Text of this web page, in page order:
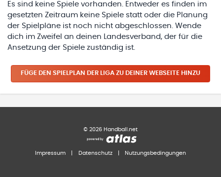
Es sind keine Spiele vorhanden. Entweder es finden im
gesetzten Zeitraum keine Spiele statt oder die Planung
der Spielpläne ist noch nicht abgeschlossen. Wende
dich im Zweifel an deinen Landesverband, der für die
Ansetzung der Spiele zuständig ist.
FÜGE DEN SPIELPLAN DER LIGA ZU DEINER WEBSEITE HINZU
© 2026 Handball.net
Impressum Datenschutz Nutzungsbedingungen